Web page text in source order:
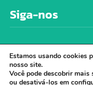
Siga-nos
Estamos usando cookies
nosso site.
Você pode descobrir
ou desativá-los em